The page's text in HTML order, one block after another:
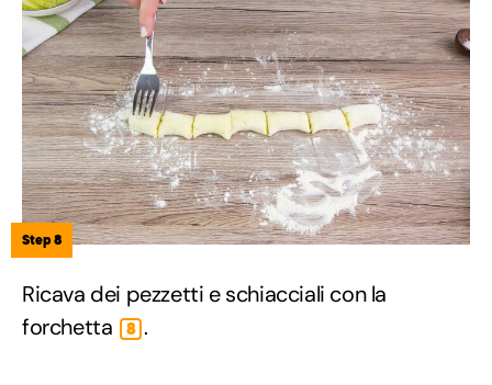
Step 8
Ricava dei pezzetti e schiacciali con la
forchetta
8 .